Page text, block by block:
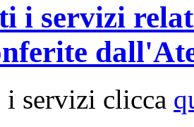
i servizi
i servizi clicca